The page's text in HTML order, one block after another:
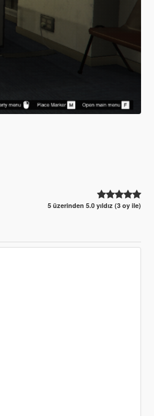
5 üzerinden 5.0 yıldız (3 oy ile)